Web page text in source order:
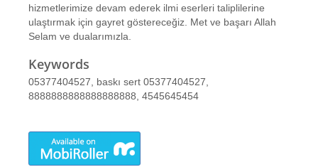
hizmetlerimize devam ederek ilmi eserleri taliplilerine
ulaştırmak için gayret göstereceğiz. Met ve başarı Allah
Selam ve dualarımızla.
Keywords
05377404527, baskı sert 05377404527,
8888888888888888888, 4545645454